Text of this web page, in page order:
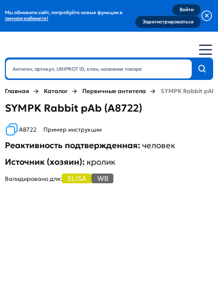
Мы обновили сайт, попробуйте новые функции в
личном кабинете!
Войти
Зарегистрироваться
Главная Каталог Первичные антитела SYMPK Rabbit pAb
SYMPK Rabbit pAb (A8722)
A8722 Пример инструкции
Реактивность подтвержденная:человек
Источник (хозяин): кролик
Валидировано для: ELISA WB